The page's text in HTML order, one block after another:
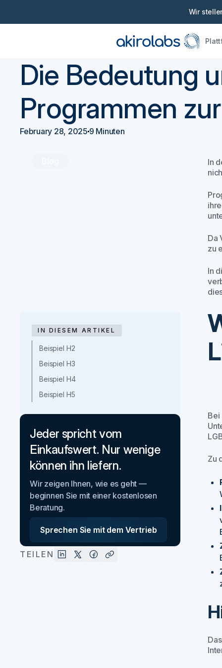
Wir
Die Bedeutung
Programmen
February 28, 20259 Minuten
IN DIESEM ARTIKEL
Beispiel H2
Beispiel H3
Beispiel H4
Beispiel H5
Jeder spricht vom
Einkaufswert. Nur wenige
können ihn liefern.
Wir zeigen Ihnen, wie es geht —
beginnen Sie mit einer kostenlosen
Beratung.
Sprechen Sie mit dem Vertrieb
TEILEN
In
Da
zu
In
Bei
Zu